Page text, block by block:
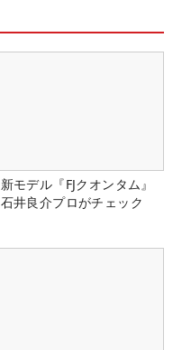
モデル『FJクオンタム』
井良介プロがチェック